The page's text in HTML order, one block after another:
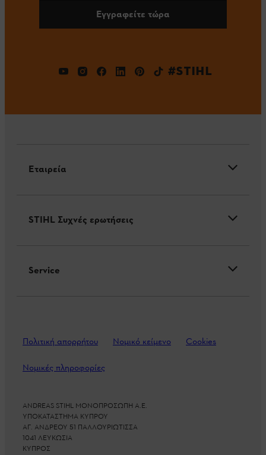
Εγγραφείτε τώρα
#STIHL
Εταιρεία
STIHL Συχνές ερωτήσεις
Service
Πολιτική απορρήτου Νομικό κείμενο Cookies
Νομικές πληροφορίες
ANDREAS STIHL ΜΟΝΟΠΡΟΣΩΠΗ Α.Ε.
ΥΠΟΚΑΤΑΣΤΗΜΑ ΚΥΠΡΟΥ
ΑΓ. ΑΝΔΡΕΟΥ 51 ΠΑΛΛΟΥΡΙΩΤΙΣΣΑ
1041 ΛΕΥΚΩΣΙΑ
ΚΥΠΡΟΣ